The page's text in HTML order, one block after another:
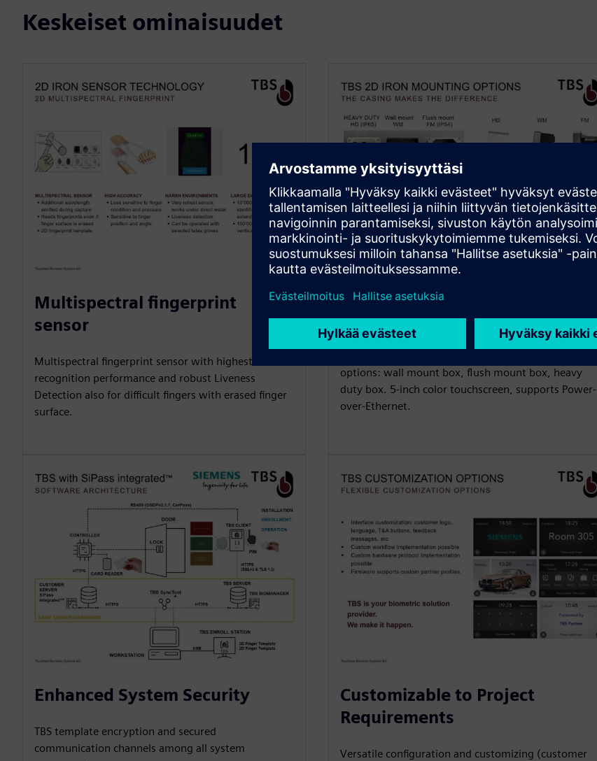
Keskeiset ominaisuudet
Multispectral fingerprint
sensor
Multispectral fingerprint sensor with highest
recognition performance and robust Liveness
Detection also for difficult fingers with erased finger
surface.
Flexible Installation Options
Waterproof and dustproof (IP65) for indoor and
options: wall mount box, flush mount box, heavy
duty box. 5-inch color touchscreen, supports Power-
over-Ethernet.
Enhanced System Security
TBS template encryption and secured
communication channels among all system
Customizable to Project
Requirements
Versatile configuration and customizing (customer